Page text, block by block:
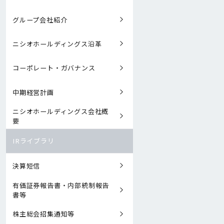
グループ会社紹介
ニシオホールディングス沿革
コーポレート・ガバナンス
中期経営計画
ニシオホールディングス会社概
要
IRライブラリ
決算短信
有価証券報告書・内部統制報告
書等
株主総会招集通知等